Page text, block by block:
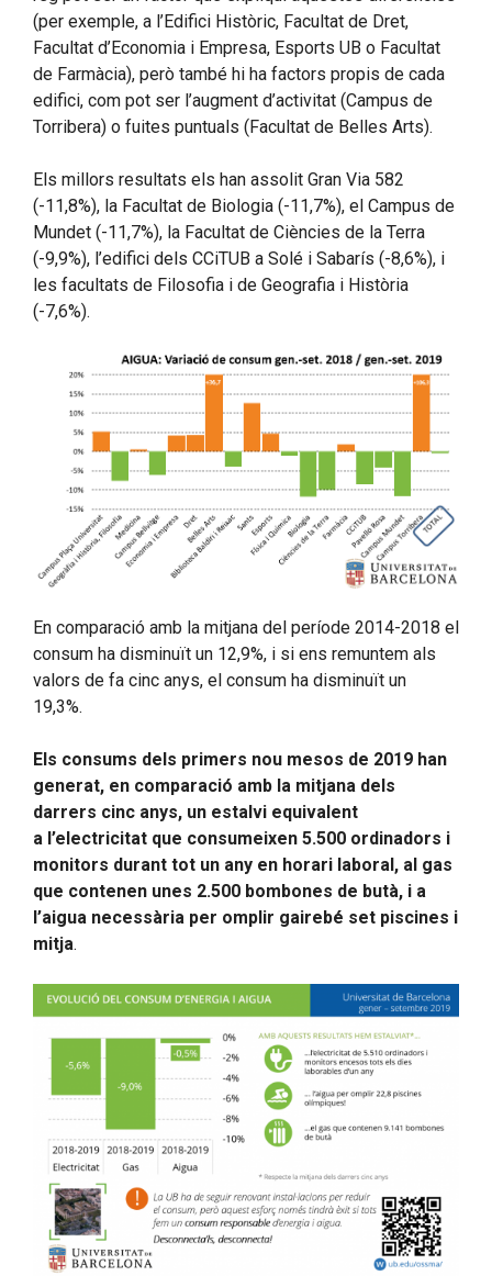
(per exemple, a l’Edifici Històric, Facultat de Dret,
Facultat d’Economia i Empresa, Esports UB o Facultat
de Farmàcia), però també hi ha factors propis de cada
edifici, com pot ser l’augment d’activitat (Campus de
Torribera) o fuites puntuals (Facultat de Belles Arts).
Els millors resultats els han assolit Gran Via 582
(-11,8%), la Facultat de Biologia (-11,7%), el Campus de
Mundet (-11,7%), la Facultat de Ciències de la Terra
(-9,9%), l’edifici dels CCiTUB a Solé i Sabarís (-8,6%), i
les facultats de Filosofia i de Geografia i Història
(-7,6%).
En comparació amb la mitjana del període 2014-2018 el
consum ha disminuït un 12,9%, i si ens remuntem als
valors de fa cinc anys, el consum ha disminuït un
19,3%.
Els consums dels primers nou mesos de 2019 han
generat, en comparació amb la mitjana dels
darrers cinc anys, un estalvi equivalent
a l’electricitat que consumeixen 5.500 ordinadors i
monitors durant tot un any en horari laboral, al gas
que contenen unes 2.500 bombones de butà, i a
l’aigua necessària per omplir gairebé set piscines i
mitja.